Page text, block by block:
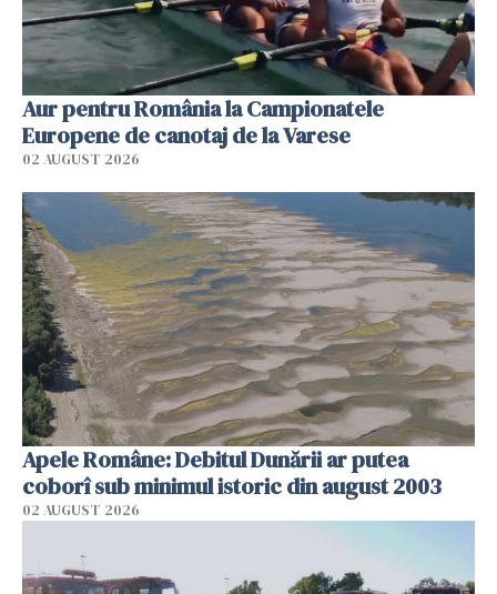
Aur pentru România la Campionatele
Europene de canotaj de la Varese
02 AUGUST 2026
Apele Române: Debitul Dunării ar putea
coborî sub minimul istoric din august 2003
02 AUGUST 2026